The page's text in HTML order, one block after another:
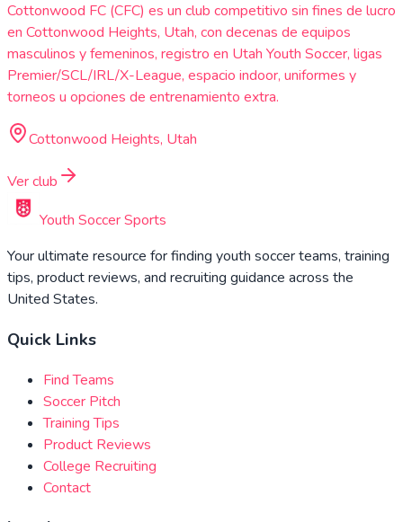
Cottonwood FC (CFC) es un club competitivo sin fines de lucro
en Cottonwood Heights, Utah, con decenas de equipos
masculinos y femeninos, registro en Utah Youth Soccer, ligas
Premier/SCL/IRL/X-League, espacio indoor, uniformes y
torneos u opciones de entrenamiento extra.
Cottonwood Heights, Utah
Ver club
Youth Soccer Sports
Your ultimate resource for finding youth soccer teams, training
tips, product reviews, and recruiting guidance across the
United States.
Quick Links
Find Teams
Soccer Pitch
Training Tips
Product Reviews
College Recruiting
Contact